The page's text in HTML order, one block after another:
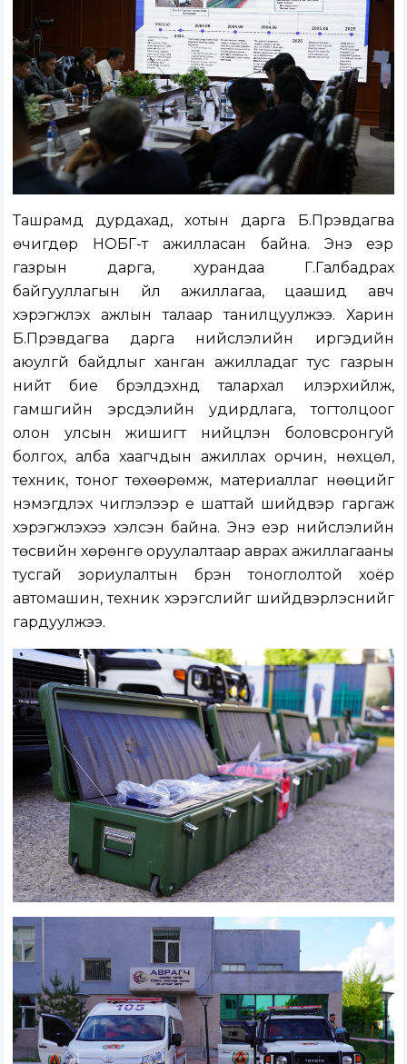
Ташрамд дурдахад, хотын дарга Б.Пүрэвдагва
өчигдөр НОБГ-т ажилласан байна. Энэ үеэр
газрын дарга, хурандаа Г.Галбадрах
байгууллагын үйл ажиллагаа, цаашид авч
хэрэгжүүлэх ажлын талаар танилцуулжээ. Харин
Б.Пүрэвдагва дарга нийслэлийн иргэдийн
аюулгүй байдлыг ханган ажилладаг тус газрын
нийт бие бүрэлдэхүүнд талархал илэрхийлж,
гамшгийн эрсдэлийн удирдлага, тогтолцоог
олон улсын жишигт нийцүүлэн боловсронгуй
болгох, алба хаагчдын ажиллах орчин, нөхцөл,
техник, тоног төхөөрөмж, материаллаг нөөцийг
нэмэгдүүлэх чиглэлээр үе шаттай шийдвэр гаргаж
хэрэгжүүлэхээ хэлсэн байна. Энэ үеэр нийслэлийн
төсвийн хөрөнгө оруулалтаар аврах ажиллагааны
тусгай зориулалтын бүрэн тоноглолтой хоёр
автомашин, техник хэрэгслийг шийдвэрлэснийг
гардуулжээ.